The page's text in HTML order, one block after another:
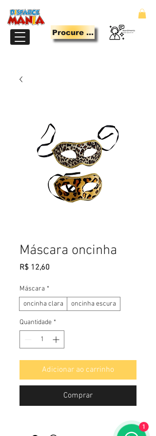
Procure Aqui
Máscara oncinha
R$ 12,60
Máscara *
oncinha clara
oncinha escura
Quantidade *
Adicionar ao carrinho
Comprar
1